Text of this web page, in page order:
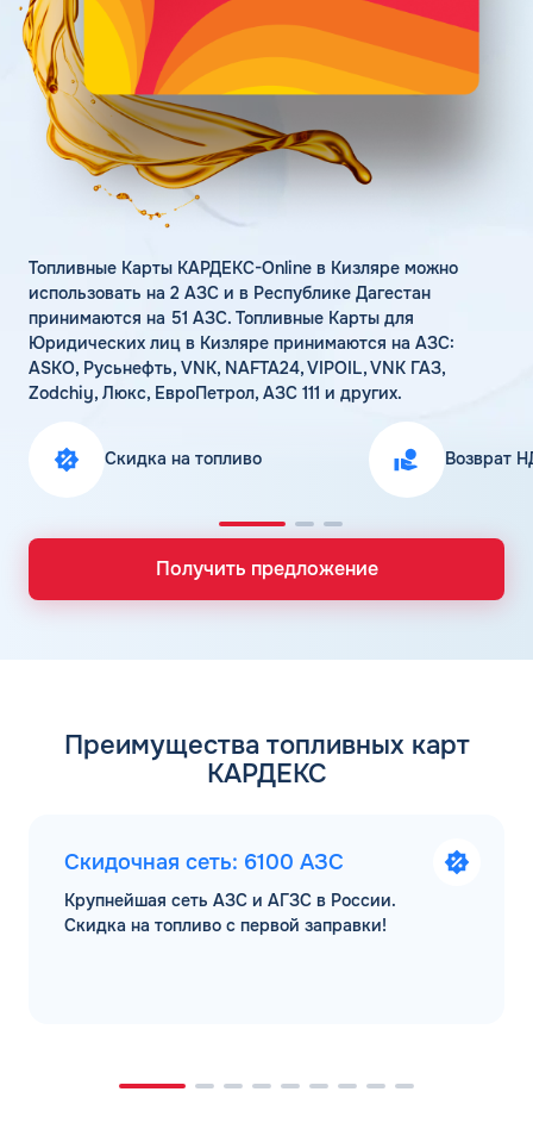
Статьи
Цена бензина и ДТ
Личный кабинет
Карта АЗС
Получить консультацию
Топливные Карты КАРДЕКС-Online в Кизляре можно
использовать на 2 АЗС и в Республике Дагестан
принимаются на 51 АЗС. Топливные Карты для
Юридических лиц в Кизляре принимаются на АЗС:
ASKO, Русьнефть, VNK, NAFTA24, VIPOIL, VNK ГАЗ,
Zodchiy, Люкс, ЕвроПетрол, АЗС 111 и других.
Скидка на топливо Возврат
Получить предложение
Преимущества топливных карт
КАРДЕКС
Скидочная сеть: 6100 АЗС
Крупнейшая сеть АЗС и АГЗС в России.
Скидка на топливо с первой заправки!